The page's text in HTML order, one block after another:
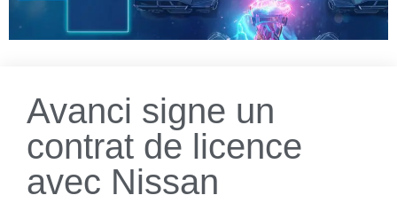
Avanci signe un
contrat de licence
avec Nissan